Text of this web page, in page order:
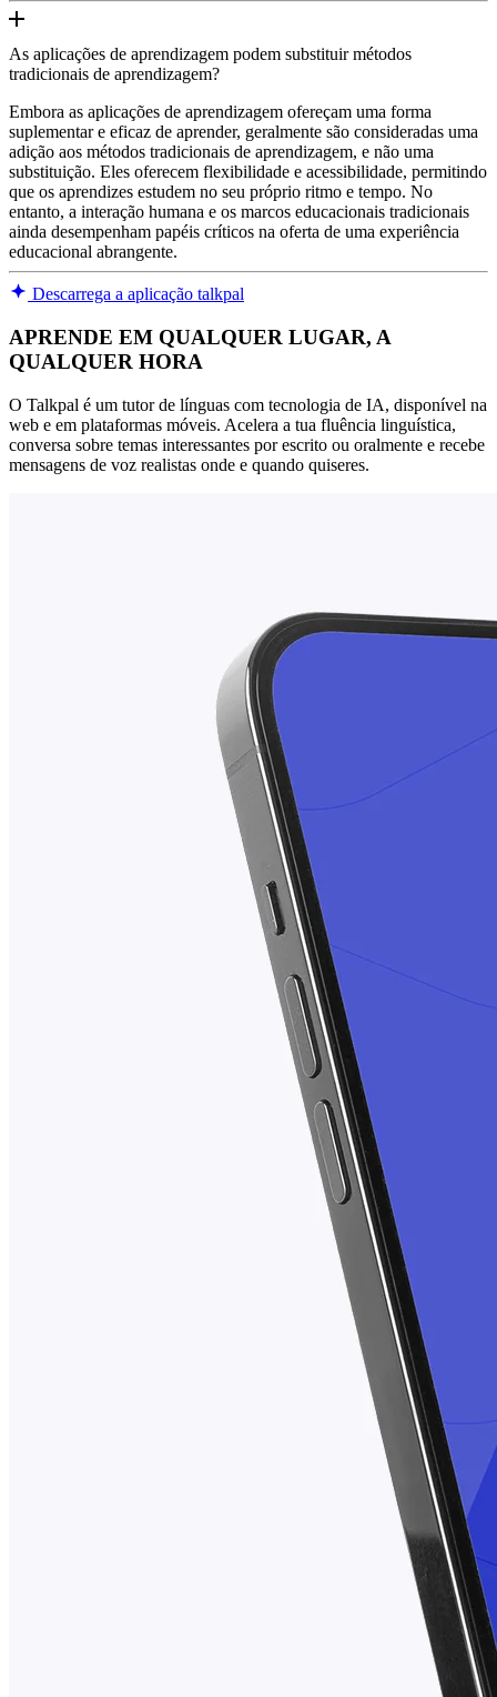
As aplicações de aprendizagem podem substituir métodos
tradicionais de aprendizagem?
Embora as aplicações de aprendizagem ofereçam uma forma
suplementar e eficaz de aprender, geralmente são consideradas uma
adição aos métodos tradicionais de aprendizagem, e não uma
substituição. Eles oferecem flexibilidade e acessibilidade, permitindo
que os aprendizes estudem no seu próprio ritmo e tempo. No
entanto, a interação humana e os marcos educacionais tradicionais
ainda desempenham papéis críticos na oferta de uma experiência
educacional abrangente.
Descarrega a aplicação talkpal
APRENDE EM QUALQUER LUGAR, A
QUALQUER HORA
O Talkpal é um tutor de línguas com tecnologia de IA, disponível na
web e em plataformas móveis. Acelera a tua fluência linguística,
conversa sobre temas interessantes por escrito ou oralmente e recebe
mensagens de voz realistas onde e quando quiseres.